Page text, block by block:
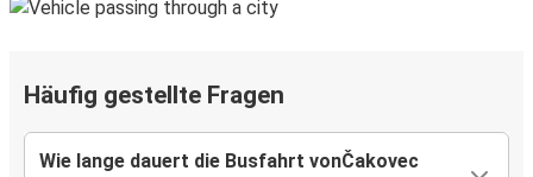
Häufig gestellte Fragen
Wie lange dauert die Busfahrt vonČakovec